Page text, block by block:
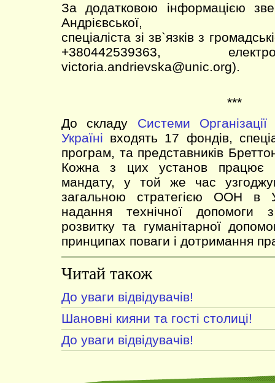
За додатковою інформацією
Андрієвської,
спеціаліста зі зв`язків з
+380442539363,
victoria.andrievska@unic.org).
***
До складу Системи
Україні входять 17 фондів,
програм, та представників
Кожна з цих установ працює
мандату, у той же час
загальною стратегією ООН в
надання технічної допомоги
розвитку та гуманітарної
принципах поваги і дотримання
Читай також
До уваги відвідувачів!
Шановні кияни та гості столиці!
До уваги відвідувачів!